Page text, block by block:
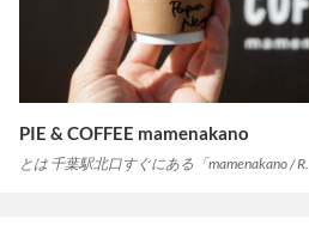
PIE & COFFEE mamenakano
とは 千葉駅北口すぐにある「mamenakano / R…